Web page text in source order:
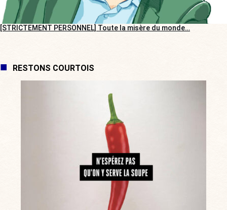
[STRICTEMENT PERSONNEL] Toute la misère du monde…
RESTONS COURTOIS